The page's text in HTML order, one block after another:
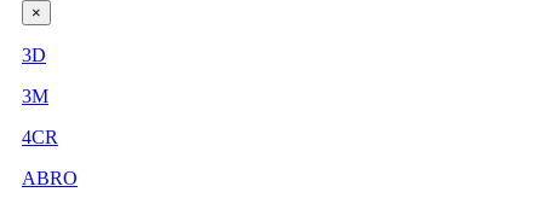
×
3D
3М
4CR
ABRO